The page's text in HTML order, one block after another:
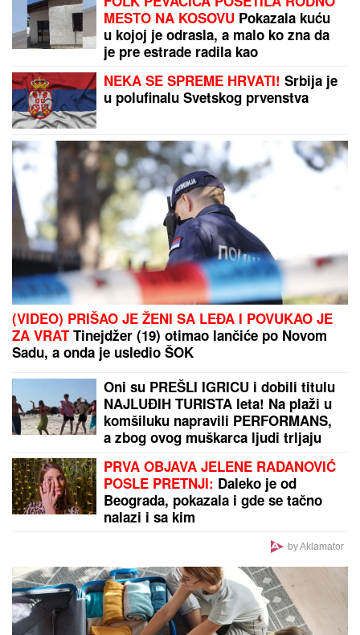
"STAJALA SAM ISPRED NASTAVNICE KADA JE
NAPADAČ PUCAO"Devojčica svedočila o masakru u
školi - otkrila potresne detalje
"SMETALI SU MU MOJI IZLASCI"Voditeljka Ana
Radulović progovorila o razvodu od pevača Mirčeta
by Aklamator
PREPORUKA ZA VAS